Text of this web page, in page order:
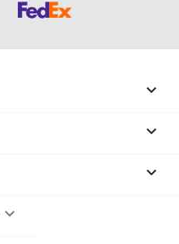



keyboard_arrow_down